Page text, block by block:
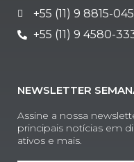
+55 (11) 9 8815-
+55 (11) 9 4580-
NEWSLETTER
Assine a nossa
principais notícias em
ativos e mais.